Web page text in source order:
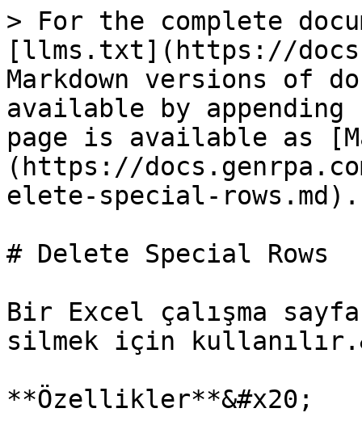
> For the complete
[llms.txt](https://
Markdown versions of
available by
page is available as
(https://
elete-special-rows.md).
# Delete Special Rows
Bir Excel çalışma
silmek için
**Özellikler**&#x20;